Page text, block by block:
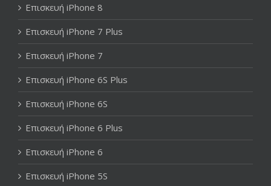
Επισκευή iPhone 8
Επισκευή iPhone 7 Plus
Επισκευή iPhone 7
Επισκευή iPhone 6S Plus
Επισκευή iPhone 6S
Επισκευή iPhone 6 Plus
Επισκευή iPhone 6
Επισκευή iPhone 5S